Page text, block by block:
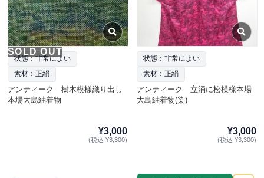
SOLD OUT
状態：非常によい
素材：正絹
アンティーク 樹木模様織り出し
本場大島紬着物
¥3,000
(税込 ¥3,300)
状態：非常によい
素材：正絹
アンティーク 立涌に松模様本場
大島紬着物(染)
¥3,000
(税込 ¥3,300)